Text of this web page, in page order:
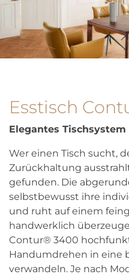
Esstisch
Elegantes
Wer einen Tisch sucht,
Zurückhaltung
gefunden. Die
selbstbewusst ihre
und ruht auf einem
handwerklich
Contur® 3400
Handumdrehen in eine
verwandeln. Je nach